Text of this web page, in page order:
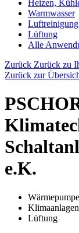
Heizen,
Warmwasser
Luftreinigung
Lüftung
Alle
Zurück Zurück zu
Zurück zur
e.K.
Klimaanlagen
Lüftung